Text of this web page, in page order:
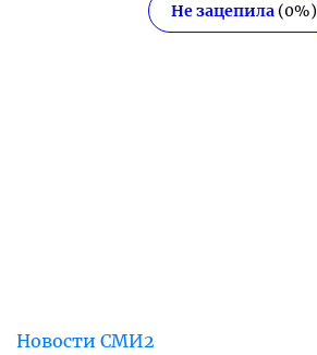
Не зацепила (0%)
Новости СМИ2